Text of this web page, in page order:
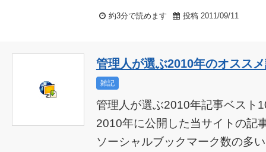
約3分で読めます 投稿 2011/09/11
管理人が選ぶ2010年のオスス
雑記
管理人が選ぶ2010年記事ベスト
2010年に公開した当サイトの記
ソーシャルブックマーク数の多